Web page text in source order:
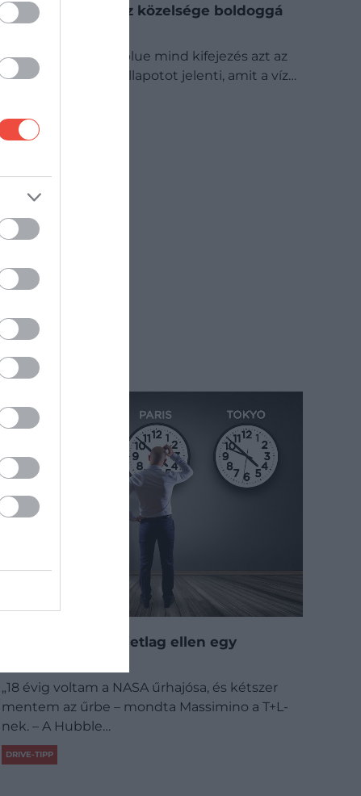
Tudtad, hogy a víz közelsége boldoggá
Tulajdonképpen a blue mind kifejezés azt az
enyhén meditatív állapotot jelenti, amit a víz…
DRIVE-TIPP
A legjobb tippek jetlag ellen egy
„18 évig voltam a NASA űrhajósa, és kétszer
mentem az űrbe – mondta Massimino a T+L-
nek. – A Hubble…
DRIVE-TIPP